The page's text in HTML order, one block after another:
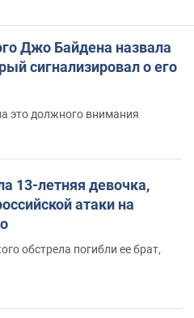
Джо Байдена назвала
сигнализировал о его
это должного внимания
13-летняя девочка,
атаки на
обстрела погибли ее брат,